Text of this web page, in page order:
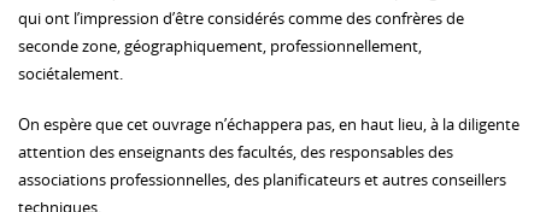
qui ont l’impression d’être considérés comme des confrères de
seconde zone, géographiquement, professionnellement,
sociétalement.
On espère que cet ouvrage n’échappera pas, en haut lieu, à la diligente
attention des enseignants des facultés, des responsables des
associations professionnelles, des planificateurs et autres conseillers
techniques.